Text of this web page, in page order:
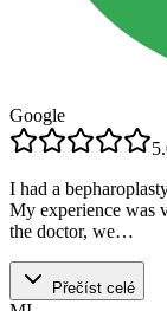
Google
I had a
My experience was
the doctor, we…
Přečíst celé